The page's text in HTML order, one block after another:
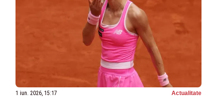
1 iun. 2026, 15:17 Actualitate